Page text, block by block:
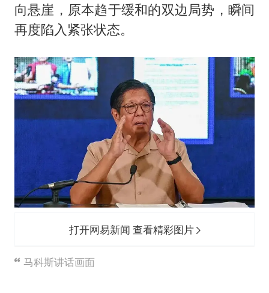
向悬崖，原本趋于缓和的双边局势，瞬间
再度陷入紧张状态。
打开网易新闻 查看精彩图片
马科斯讲话画面